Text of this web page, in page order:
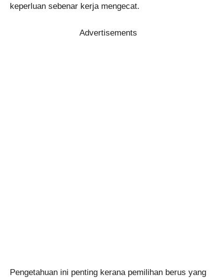
keperluan sebenar kerja mengecat.
Advertisements
Pengetahuan ini penting kerana pemilihan berus yang